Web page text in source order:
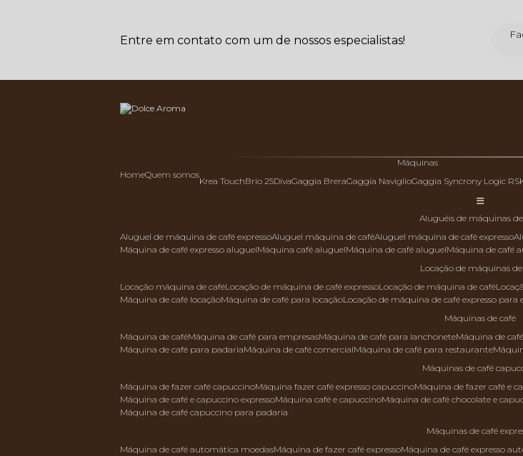
Entre em contato com um de nossos especialistas!
Home Quem somos
Máquinas
Krea Touch
Brio 25 Diva Gaggia Brera Gaggia Naviglio Gaggia Syncrony Logic RS
aluguéis de máquinas
aluguel de máquina de café expresso aluguel máquina de café aluguel máquina de café expresso
máquina de café expresso aluguel
máquina café aluguel máquina de café aluguel máquina de
locação de máquinas
locação máquina de café locação de máquina de café expresso locação de máquina de café
máquina de café locação
máquina de café para locação locação de máquina de café expresso para
máquinas de café
máquina de café
máquina de café para empresas máquina de café para lanchonete máquina de
máquina de café para padaria
máquina de café comercial máquina de café para restaurante
máquinas de café
máquina de fazer café capuccino
máquina fazer café expresso capuccino máquina de fazer café e
máquina de café e capuccino expresso
máquina café e capuccino máquina de café chocolate e
máquina de café capuccino para padaria
máquinas de café
máquina de café automática moedas
máquina de fazer café expresso máquina de café expresso